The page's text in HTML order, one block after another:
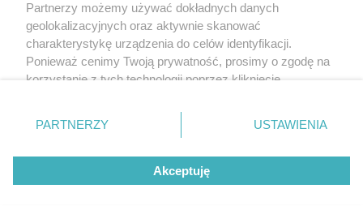
Partnerzy możemy używać dokładnych danych
geolokalizacyjnych oraz aktywnie skanować
charakterystykę urządzenia do celów identyfikacji.
Ponieważ cenimy Twoją prywatność, prosimy o zgodę na
korzystanie z tych technologii poprzez kliknięcie
zmienić/wycofać klikając przycisk ustawień prywatności
znajdujący się w lewym dolnym rogu strony
rodzaje przetwarzania danych nie wymagają zgody
użytkownika, ale masz prawo sprzeciwić się takiemu
przetwarzaniu. Preferencje będą miały zastosowanie tylko
PARTNERZY USTAWIENIA
Akceptuję